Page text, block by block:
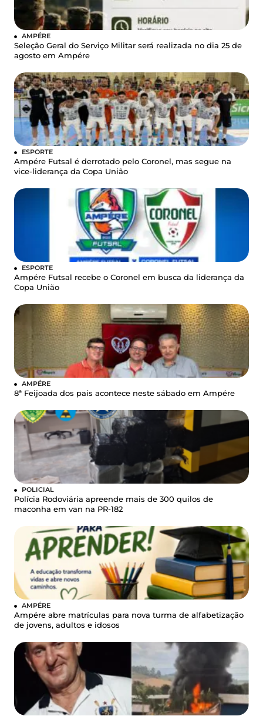
AMPÉRE
Seleção Geral do Serviço Militar será realizada no dia 25 de
agosto em Ampére
ESPORTE
Ampére Futsal é derrotado pelo Coronel, mas segue na
vice-liderança da Copa União
ESPORTE
Ampére Futsal recebe o Coronel em busca da liderança da
Copa União
AMPÉRE
8ª Feijoada dos pais acontece neste sábado em Ampére
POLICIAL
Polícia Rodoviária apreende mais de 300 quilos de
maconha em van na PR-182
AMPÉRE
Ampére abre matrículas para nova turma de alfabetização
de jovens, adultos e idosos